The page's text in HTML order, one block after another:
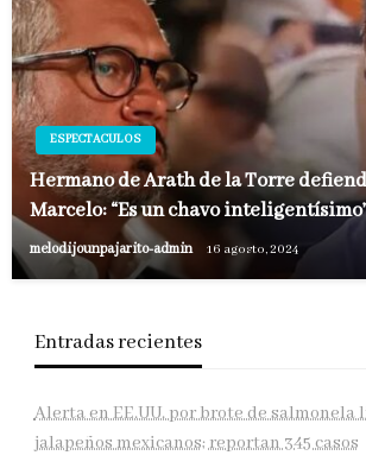
ESPECTACULOS
Hermano de Arath de la Torre
Marcelo: “Es un chavo
melodijounpajarito-admin 16 agosto, 2024
Entradas recientes
Alerta en EE.UU. por brote de salmonela
jalapeños mexicanos; reportan 345 casos